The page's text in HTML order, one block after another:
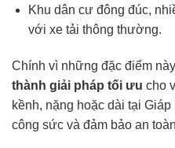
Khu dân cư đông đúc,
với xe tải thông thường.
Chính vì những đặc điểm
thành giải pháp tối ưu cho
kềnh, nặng hoặc dài tại
công sức và đảm bảo an